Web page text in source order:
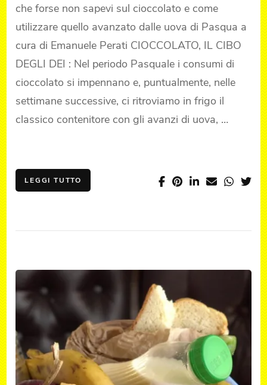
DEGLI
che forse non sapevi sul cioccolato e come
utilizzare quello avanzato dalle uova di Pasqua a
cura di Emanuele Perati CIOCCOLATO, IL CIBO
DEGLI DEI : Nel periodo Pasquale i consumi di
cioccolato si impennano e, puntualmente, nelle
settimane successive, ci ritroviamo in frigo il
classico contenitore con gli avanzi di uova, …
LEGGI TUTTO